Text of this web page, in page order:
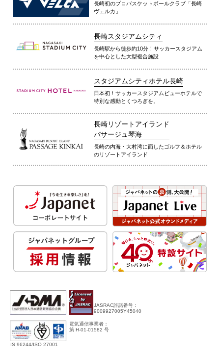
長崎初のプロバスケットボールクラブ「長崎
ヴェルカ」
長崎スタジアムシティ
長崎駅から徒歩約10分！サッカースタジアム
を中心とした大型複合施設
スタジアムシティホテル長崎
日本初！サッカースタジアムビューホテルで
特別な感動とくつろぎを。
長崎リゾートアイランド
パサージュ琴海
長崎の内海・大村湾に面したゴルフ＆ホテル
のリゾートアイランド
JASRAC許諾番号：
9009927005Y45040
IS 96244/ISO 27001
電気通信事業者：
第 H-01-01582 号